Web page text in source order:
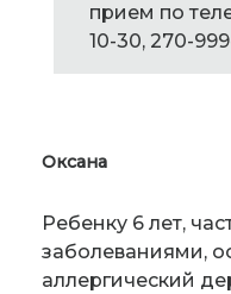
прием по
10-30, 270-
Оксана
Ребенку 6 лет,
заболеваниями,
аллергический